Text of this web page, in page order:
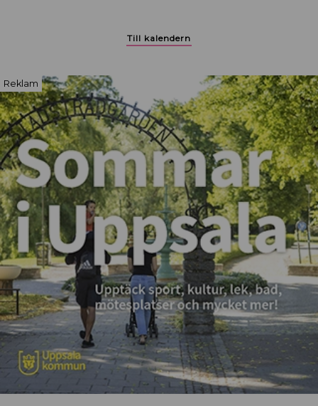
Till kalendern
Reklam